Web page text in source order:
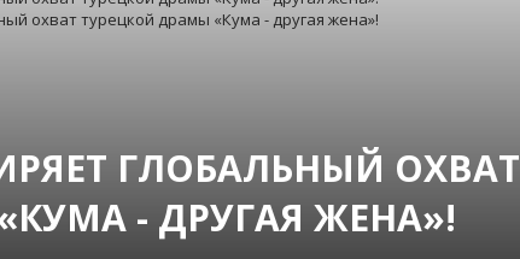
ГЛОБАЛЬНЫЙ ОХВАТ
- ДРУГАЯ ЖЕНА»!